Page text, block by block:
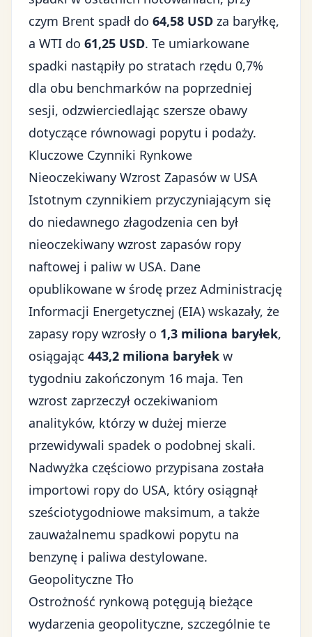
czym Brent spadł do 64,58 USD za baryłkę,
a WTI do 61,25 USD. Te umiarkowane
spadki nastąpiły po stratach rzędu 0,7%
dla obu benchmarków na poprzedniej
sesji, odzwierciedlając szersze obawy
dotyczące równowagi popytu i podaży.
Kluczowe Czynniki Rynkowe
Nieoczekiwany Wzrost Zapasów w USA
Istotnym czynnikiem przyczyniającym się
do niedawnego złagodzenia cen był
nieoczekiwany wzrost zapasów ropy
naftowej i paliw w USA. Dane
opublikowane w środę przez Administrację
Informacji Energetycznej (EIA) wskazały, że
zapasy ropy wzrosły o 1,3 miliona baryłek,
osiągając 443,2 miliona baryłek w
tygodniu zakończonym 16 maja. Ten
wzrost zaprzeczył oczekiwaniom
analityków, którzy w dużej mierze
przewidywali spadek o podobnej skali.
Nadwyżka częściowo przypisana została
importowi ropy do USA, który osiągnął
sześciotygodniowe maksimum, a także
zauważalnemu spadkowi popytu na
benzynę i paliwa destylowane.
Geopolityczne Tło
Ostrożność rynkową potęgują bieżące
wydarzenia geopolityczne, szczególnie te